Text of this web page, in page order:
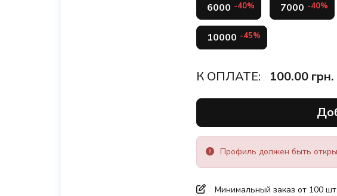
6000 -40% 7000 -40%
10000 -45%
К ОПЛАТЕ: 100.00грн.
Профиль должен быть
Минимальный заказ от 100 шт.